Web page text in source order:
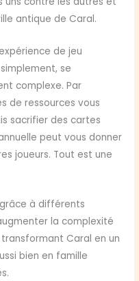
antique de Caral.
de jeu
se
complexe. Par
de ressources vous
sacrifier des cartes
peut vous donner
joueurs. Tout est une
à différents
la complexité
Caral en un
bien en famille